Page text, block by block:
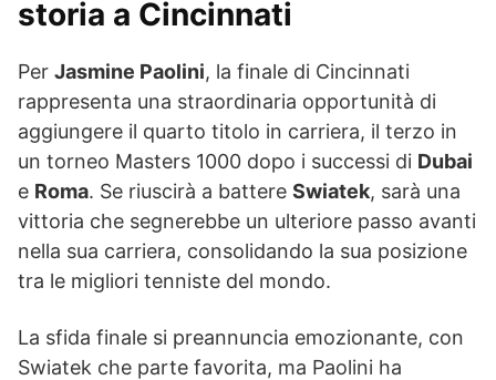
storia a Cincinnati
Per Jasmine Paolini, la finale di Cincinnati
rappresenta una straordinaria opportunità di
aggiungere il quarto titolo in carriera, il terzo in
un torneo Masters 1000 dopo i successi di Dubai
e Roma. Se riuscirà a battere Swiatek, sarà una
vittoria che segnerebbe un ulteriore passo avanti
nella sua carriera, consolidando la sua posizione
tra le migliori tenniste del mondo.
La sfida finale si preannuncia emozionante, con
Swiatek che parte favorita, ma Paolini ha